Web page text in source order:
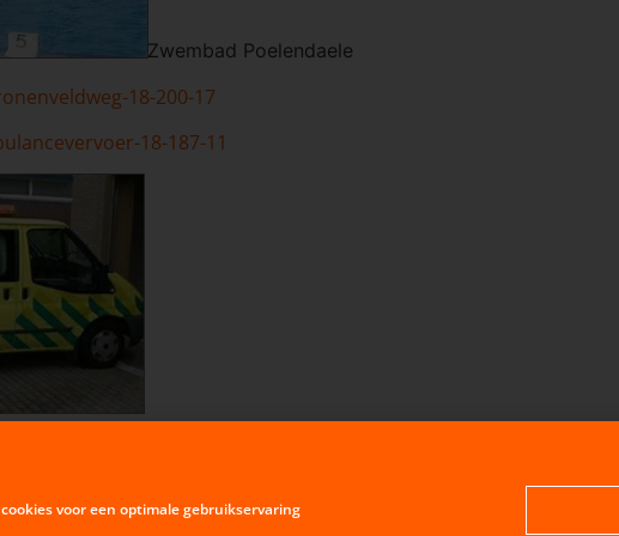
Zwembad Poelendaele
18-200-17
18-187-11
voor een optimale gebruikservaring